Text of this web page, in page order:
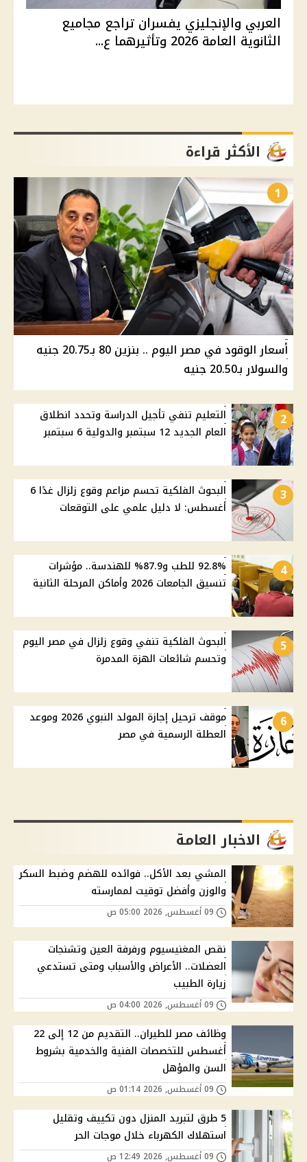
العربي والإنجليزي يفسران تراجع مجاميع
الثانوية العامة 2026 وتأثيرهما ع...
الأكثر قراءة
1
أسعار الوقود في مصر اليوم .. بنزين 80 بـ20.75 جنيه
والسولار بـ20.50 جنيه
2
التعليم تنفي تأجيل الدراسة وتحدد انطلاق
العام الجديد 12 سبتمبر والدولية 6 سبتمبر
3
البحوث الفلكية تحسم مزاعم وقوع زلزال غدًا 6
أغسطس: لا دليل علمي على التوقعات
4
92.8% للطب و87.9% للهندسة.. مؤشرات
تنسيق الجامعات 2026 وأماكن المرحلة الثانية
5
البحوث الفلكية تنفي وقوع زلزال في مصر اليوم
وتحسم شائعات الهزة المدمرة
6
موقف ترحيل إجازة المولد النبوي 2026 وموعد
العطلة الرسمية في مصر
الاخبار العامة
المشي بعد الأكل.. فوائده للهضم وضبط السكر
والوزن وأفضل توقيت لممارسته
نقص المغنيسيوم ورفرفة العين وتشنجات
العضلات.. الأعراض والأسباب ومتى تستدعي
زيارة الطبيب
وظائف مصر للطيران.. التقديم من 12 إلى 22
أغسطس للتخصصات الفنية والخدمية بشروط
السن والمؤهل
5 طرق لتبريد المنزل دون تكييف وتقليل
استهلاك الكهرباء خلال موجات الحر